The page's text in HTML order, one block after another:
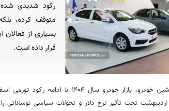
رکود شدیدی
متوقف کرده،
بسیاری از فعالان
قرار داده است.
به گزارش خبرنگار پرشین خودرو، بازار خودرو
تحت تأثیر نرخ دلار و تحولات سیاسی نوساناتی